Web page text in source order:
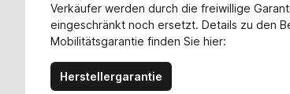
Verkäufer werden durch die freiwillige
eingeschränkt noch ersetzt. Details zu den
Mobilitätsgarantie finden Sie hier:
Herstellergarantie